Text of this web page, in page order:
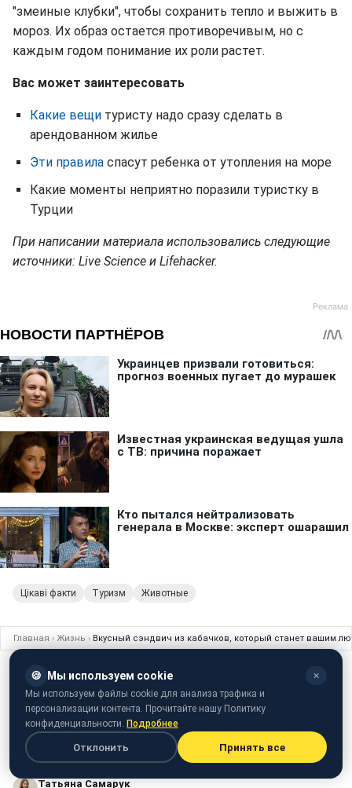
"змеиные клубки", чтобы сохранить тепло и выжить в
мороз. Их образ остается противоречивым, но с
каждым годом понимание их роли растет.
Вас может заинтересовать
Какие вещи туристу надо сразу сделать в
арендованном жилье
Эти правила спасут ребенка от утопления на море
Какие моменты неприятно поразили туристку в
Турции
При написании материала использовались следующие
источники: Live Science и Lifehacker.
Цікаві факти Туризм Животные
Главная › Жизнь › Вкусный сэндвич из кабачков, который станет вашим
ЖИЗНЬ 14 июня 2025 · 07:45
Вкусный сэндвич из кабачков, который
станет вашим любимым: готовится
очень легко
Татьяна Самарук
🍪 Мы используем cookie ✕
Мы используем файлы cookie для анализа трафика и
персонализации контента. Прочитайте нашу Политику
конфиденциальности. Подробнее
Отклонить Принять все